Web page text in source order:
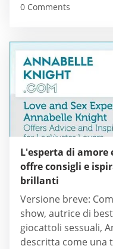
questa comunità
0 Comments
L'esperta di amore
offre consigli e
brillanti
Versione breve:
show, autrice di
giocattoli sessuali,
descritta come una